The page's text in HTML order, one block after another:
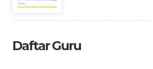
Daftar Guru